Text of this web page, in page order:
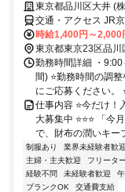
東京都品川区大井 (
交通・アクセス JR
時給1,400円～2,000
東京都東京23区品川
勤務時間詳細 ・
間) ⭐勤務時間の調
にご応募ください。
仕事内容 ⭐今だけ！
大募集中 ⭐⭐⭐ 「
で、財布の潤いキー
制服あり 業界未経験者歓迎
主婦・主夫歓迎
フリータ
経験不問
未経験者歓迎
ブランクOK
交通費支給